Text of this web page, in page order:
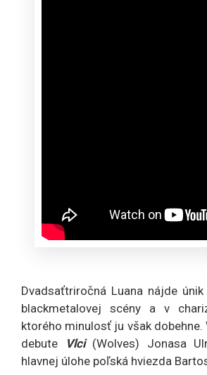
Dvadsaťtriročná Luana nájde
blackmetalovej scény a v
ktorého minulosť ju však
debute
Vlci(Wolves) Jonasa
hlavnej úlohe poľská hviezda